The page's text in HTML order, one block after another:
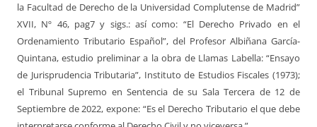
la Facultad de Derecho de la Universidad Complutense de Madrid”
XVII, Nº 46, pag7 y sigs.: así como: “El Derecho Privado en el
Ordenamiento Tributario Español”, del Profesor Albiñana García-
Quintana, estudio preliminar a la obra de Llamas Labella: “Ensayo
de Jurisprudencia Tributaria”, Instituto de Estudios Fiscales (1973);
el Tribunal Supremo en Sentencia de su Sala Tercera de 12 de
Septiembre de 2022, expone: “Es el Derecho Tributario el que debe